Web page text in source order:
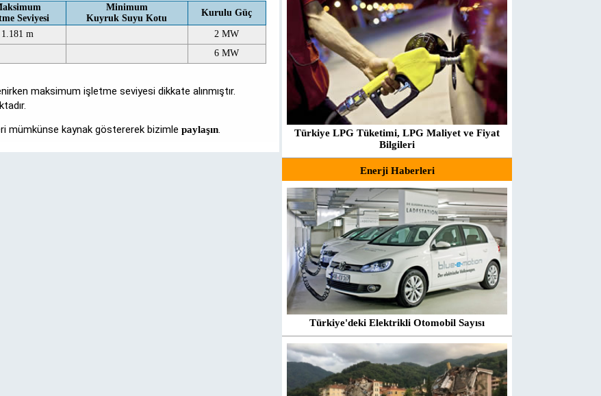
Seviyesi
Minimum
Kuyruk Suyu Kotu
Kurulu Güç
1.181 m
2 MW
6 MW
maksimum işletme seviyesi dikkate alınmıştır.
mümkünse kaynak göstererek bizimlepaylaşın.
Türkiye LPG Tüketimi, LPG Maliyet ve Fiyat
Bilgileri
Enerji Haberleri
Türkiye'deki Elektrikli Otomobil Sayısı